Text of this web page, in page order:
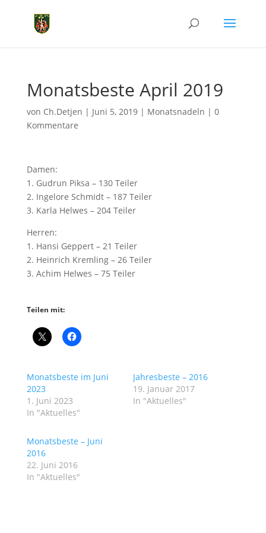
Monatsbeste April 2019
von Ch.Detjen | Juni 5, 2019| Monatsnadeln | 0
Kommentare
Damen:
1. Gudrun Piksa – 130 Teiler
2. Ingelore Schmidt – 187 Teiler
3. Karla Helwes – 204 Teiler
Herren:
1. Hansi Geppert – 21 Teiler
2. Heinrich Kremling – 26 Teiler
3. Achim Helwes – 75 Teiler
Teilen mit:
Monatsbeste im Juni
2023
1. Juni 2023
In "Aktuelles"
Jahresbeste – 2016
19. Januar 2017
In "Aktuelles"
Monatsbeste – Juni
2016
22. Juni 2016
In "Aktuelles"